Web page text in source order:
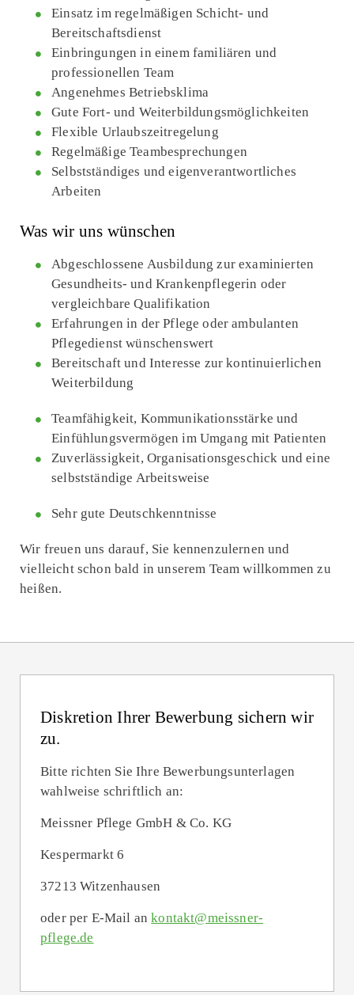
Einsatz im regelmäßigen Schicht- und
Bereitschaftsdienst
Einbringungen in einem familiären und
professionellen Team
Angenehmes Betriebsklima
Gute Fort- und Weiterbildungs­möglichkeiten
Flexible Urlaubszeitregelung
Regelmäßige Team­besprechungen
Selbstständiges und eigenverantwortliches
Arbeiten
Was wir uns wünschen
Abgeschlossene Ausbildung zur examinierten
Gesund­heits- und Kranken­pflegerin oder
vergleichbare Qualifikation
Erfahrungen in der Pflege oder ambulanten
Pflegedienst wünschenswert
Bereitschaft und Interesse zur kontinuierlichen
Weiterbildung
Teamfähigkeit, Kommunikations­stärke und
Einfühlungsvermögen im Umgang mit Patienten
Zuverlässigkeit, Organisations­geschick und eine
selbstständige Arbeitsweise
Sehr gute Deutsch­kenntnisse
Wir freuen uns darauf, Sie kennenzulernen und
vielleicht schon bald in unserem Team willkommen zu
heißen.
Diskretion Ihrer Bewerbung sichern wir
zu.
Bitte richten Sie Ihre Bewerbungs­unterlagen
wahlweise schriftlich an:
Meissner Pflege GmbH & Co. KG
Kespermarkt 6
37213 Witzenhausen
oder per E-Mail ankontakt@meissner-
pflege.de